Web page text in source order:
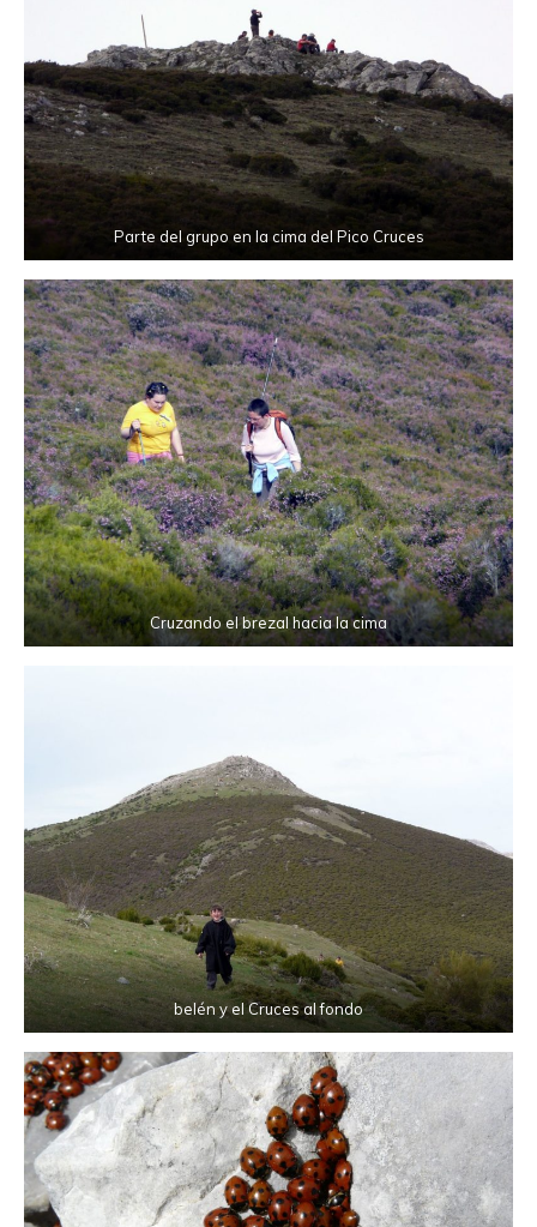
Parte del grupo en la cima del Pico Cruces
Cruzando el brezal hacia la cima
belén y el Cruces al fondo